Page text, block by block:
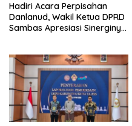
Hadiri Acara Perpisahan
Danlanud, Wakil Ketua DPRD
Sambas Apresiasi Sinerginya